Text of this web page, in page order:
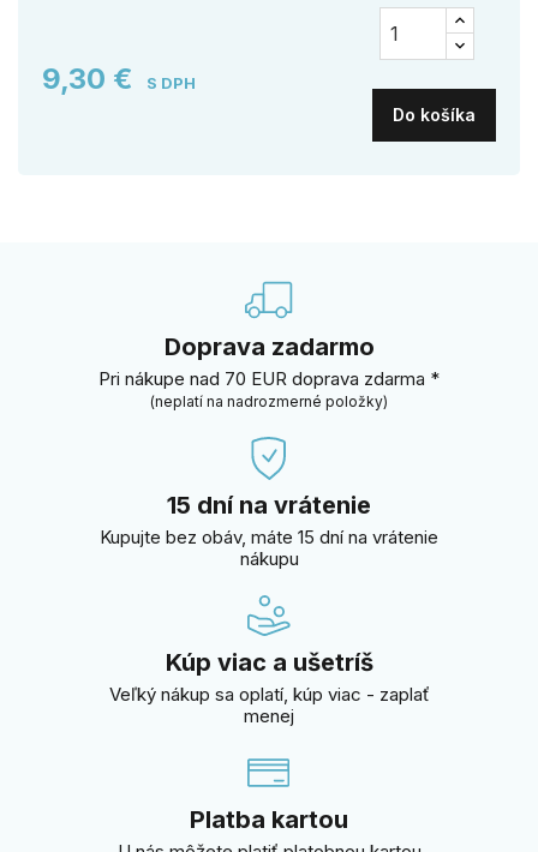
9,30 € S DPH
Do košíka
Doprava zadarmo
Pri nákupe nad 70 EUR doprava zdarma *
(neplatí na nadrozmerné položky)
15 dní na vrátenie
Kupujte bez obáv, máte 15 dní na vrátenie
nákupu
Kúp viac a ušetríš
Veľký nákup sa oplatí, kúp viac - zaplať
menej
Platba kartou